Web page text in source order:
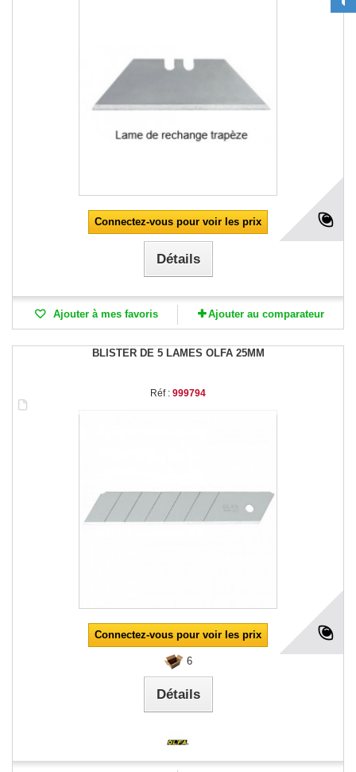
Connectez-vous pour voir les prix
Détails
Ajouter à mes favoris Ajouter au comparateur
BLISTER DE 5 LAMES OLFA 25MM
Réf : 999794
Connectez-vous pour voir les prix
6
Détails